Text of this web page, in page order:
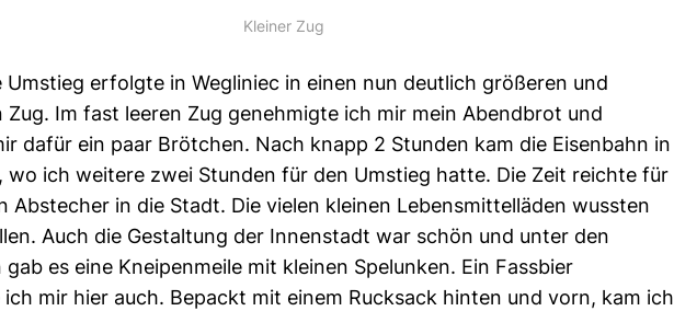
Kleiner Zug
Umstieg erfolgte in Wegliniec in einen nun deutlich größeren und
Zug. Im fast leeren Zug genehmigte ich mir mein Abendbrot und
dafür ein paar Brötchen. Nach knapp 2 Stunden kam die Eisenbahn in
wo ich weitere zwei Stunden für den Umstieg hatte. Die Zeit reichte für
Abstecher in die Stadt. Die vielen kleinen Lebensmittelläden wussten
Auch die Gestaltung der Innenstadt war schön und unter den
gab es eine Kneipenmeile mit kleinen Spelunken. Ein Fassbier
mir hier auch. Bepackt mit einem Rucksack hinten und vorn, kam ich